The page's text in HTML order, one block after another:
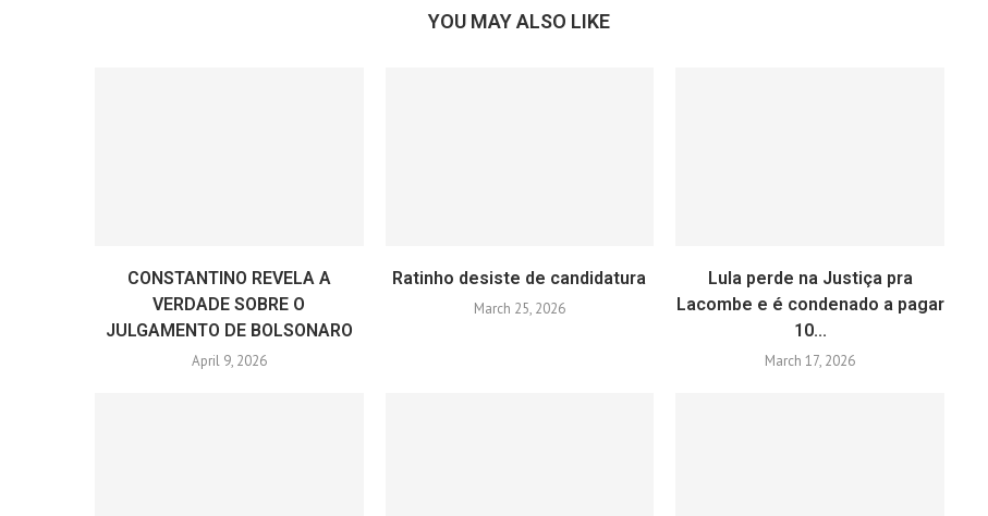
YOU MAY ALSO LIKE
CONSTANTINO REVELA A
VERDADE SOBRE O
JULGAMENTO DE BOLSONARO
April 9, 2026
Ratinho desiste de candidatura
March 25, 2026
Lula perde na Justiça pra
Lacombe e é condenado a pagar
10...
March 17, 2026